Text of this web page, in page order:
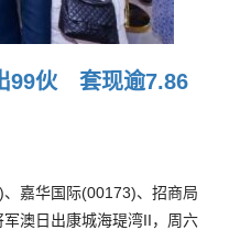
99伙 套现逾7.86
嘉华国际(00173)、招商局
澳日出康城海瑅湾II，周六